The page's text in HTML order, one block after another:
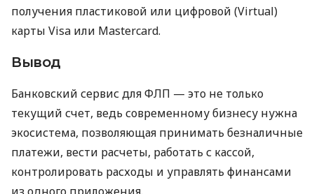
получения пластиковой или цифровой (Virtual)
карты Visa или Mastercard.
Вывод
Банковский сервис для ФЛП — это не только
текущий счет, ведь современному бизнесу нужна
экосистема, позволяющая принимать безналичные
платежи, вести расчеты, работать с кассой,
контролировать расходы и управлять финансами
из одного приложения.